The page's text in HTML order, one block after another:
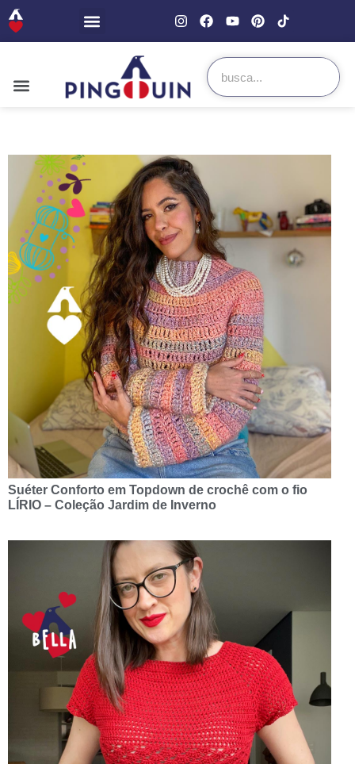
Suéter Conforto em Topdown de crochê com o fio
LÍRIO – Coleção Jardim de Inverno